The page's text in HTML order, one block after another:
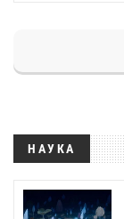
НАУКА